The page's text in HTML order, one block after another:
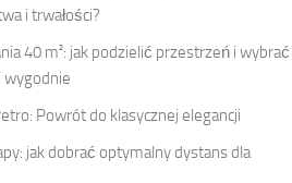
i trwałości?
40 m²: jak podzielić przestrzeń i wybrać
wygodnie
Powrót do klasycznej elegancji
jak dobrać optymalny dystans dla